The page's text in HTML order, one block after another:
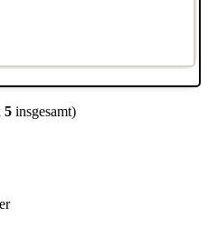
5 insgesamt)